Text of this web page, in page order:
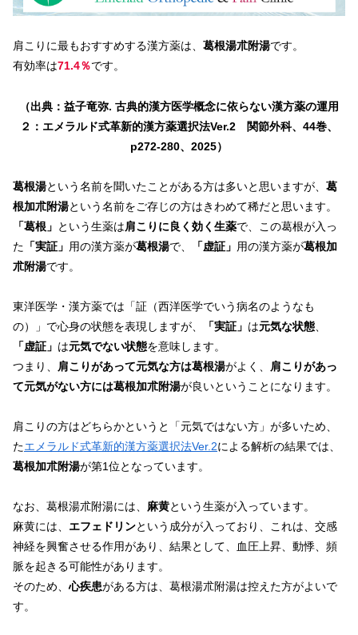
肩こりに最もおすすめする漢方薬は、 葛根湯朮附湯です。
有効率は71.4％です。
（出典：益子竜弥. 古典的漢方医学概念に依らない漢方薬の運用
２：エメラルド式革新的漢方薬選択法Ver.2 関節外科、44巻、
p272-280、2025）
葛根湯という名前を聞いたことがある方は多いと思いますが、 葛
根加朮附湯という名前をご存じの方はきわめて稀だと思います。
「葛根」 という生薬は肩こりに良く効く生薬で、この葛根が入っ
た 「実証」 用の漢方薬が葛根湯で、 「虚証」 用の漢方薬が葛根加
朮附湯です。
東洋医学・漢方薬では「証（西洋医学でいう病名のようなも
の）」で心身の状態を表現しますが、
「実証」 は元気な状態
「虚証」 は元気でない状態を意味します。
つまり、
肩こりがあって元気な方は葛根湯がよく、
肩こりがあっ
て元気がない方には葛根加朮附湯が良いということになります。
肩こりの方はどちらかというと「元気ではない方」が多いため、
たエメラルド式革新的漢方薬選択法Ver.2による解析の結果では、
葛根加朮附湯が第1位となっています。
なお、葛根湯朮附湯には、 麻黄という生薬が入っています。
麻黄には、 エフェドリンという成分が入っており、これは、交感
神経を興奮させる作用があり、結果として、血圧上昇、動悸、頻
脈を起きる可能性があります。
そのため、 心疾患がある方は、葛根湯朮附湯は控えた方がよいで
す。